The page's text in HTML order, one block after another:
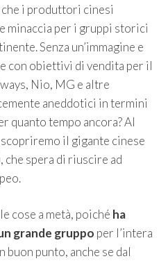
i produttori cinesi
minaccia per i gruppi storici
Senza un’immagine e
con obiettivi di vendita per il
Nio, MG e altre
aneddotici in termini
quanto tempo ancora? Al
scopriremo il gigante cinese
che spera di riuscire ad
cose a metà, poiché ha
grande gruppo per l’intera
punto, anche se dal